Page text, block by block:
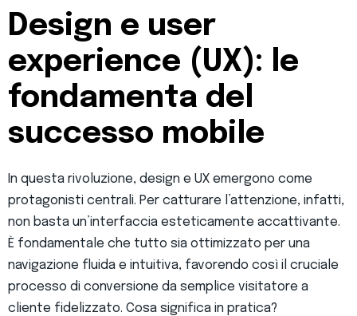
Design e user
experience (UX): le
fondamenta del
successo mobile
In questa rivoluzione, design e UX emergono come
protagonisti centrali. Per catturare l’attenzione, infatti,
non basta un’interfaccia esteticamente accattivante.
È fondamentale che tutto sia ottimizzato per una
navigazione fluida e intuitiva, favorendo così il cruciale
processo di conversione da semplice visitatore a
cliente fidelizzato. Cosa significa in pratica?